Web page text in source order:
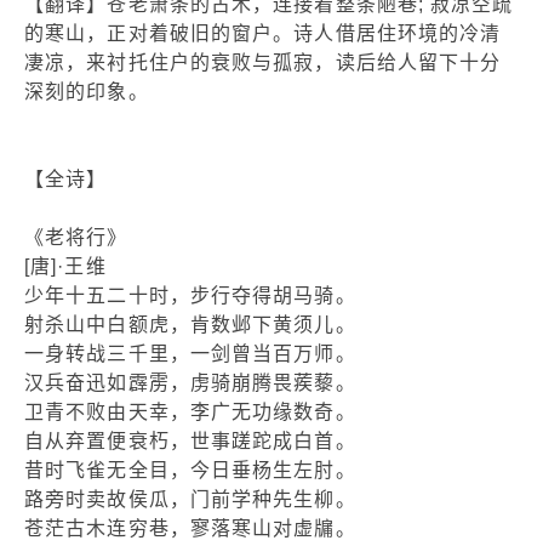
【翻译】苍老萧条的古木，连接着整条陋巷; 寂凉空疏
的寒山，正对着破旧的窗户。诗人借居住环境的冷清
凄凉，来衬托住户的衰败与孤寂，读后给人留下十分
深刻的印象。
【全诗】
《老将行》
[唐]·王维
少年十五二十时，步行夺得胡马骑。
射杀山中白额虎，肯数邺下黄须儿。
一身转战三千里，一剑曾当百万师。
汉兵奋迅如霹雳，虏骑崩腾畏蒺藜。
卫青不败由天幸，李广无功缘数奇。
自从弃置便衰朽，世事蹉跎成白首。
昔时飞雀无全目，今日垂杨生左肘。
路旁时卖故侯瓜，门前学种先生柳。
苍茫古木连穷巷，寥落寒山对虚牖。